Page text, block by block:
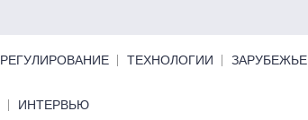
РЕГУЛИРОВАНИЕ ТЕХНОЛОГИИ ЗАРУБЕЖЬЕ
ИНТЕРВЬЮ